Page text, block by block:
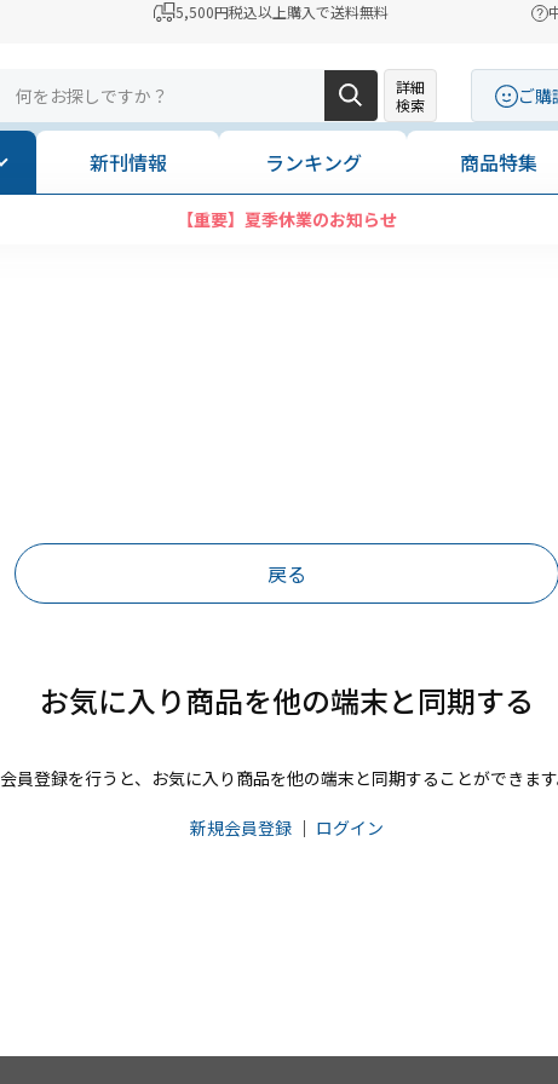
5,500円税込以上購入で送料無料
詳細
検索
ご
新刊情報 ランキング 商品特集
【重要】夏季休業のお知らせ
戻る
お気に入り商品を他の端末と同期する
会員登録を行うと、お気に入り商品を他の端末と同期することができま
新規会員登録 ｜ ログイン